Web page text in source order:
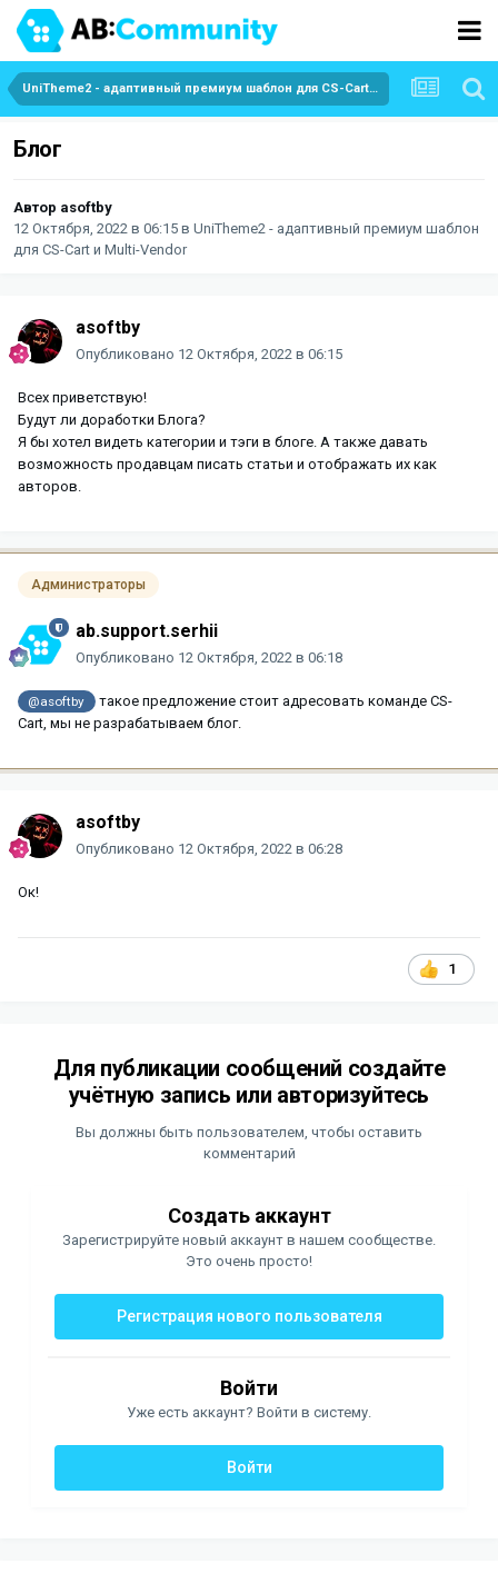
UniTheme2 - адаптивный премиум шаблон для CS-Cart и Multi-Vendor
Блог
Автор asoftby
12 Октября, 2022 в 06:15 в UniTheme2 - адаптивный премиум шаблон
для CS-Cart и Multi-Vendor
asoftby
Опубликовано 12 Октября, 2022 в 06:15
Всех приветствую!
Будут ли доработки Блога?
Я бы хотел видеть категории и тэги в блоге. А также давать
возможность продавцам писать статьи и отображать их как
авторов.
Администраторы
ab.support.serhii
Опубликовано 12 Октября, 2022 в 06:18
@asoftby
такое предложение стоит адресовать команде CS-
Cart, мы не разрабатываем блог.
asoftby
Опубликовано 12 Октября, 2022 в 06:28
Ок!
1
Для публикации сообщений создайте
учётную запись или авторизуйтесь
Вы должны быть пользователем, чтобы оставить
комментарий
Создать аккаунт
Зарегистрируйте новый аккаунт в нашем сообществе.
Это очень просто!
Регистрация нового пользователя
Войти
Уже есть аккаунт? Войти в систему.
Войти